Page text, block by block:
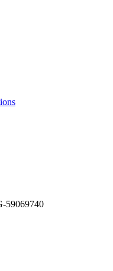
59069740